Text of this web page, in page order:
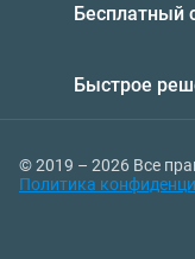
Бесплатный
Быстрое
© 2019 – 2026 Все
Политика